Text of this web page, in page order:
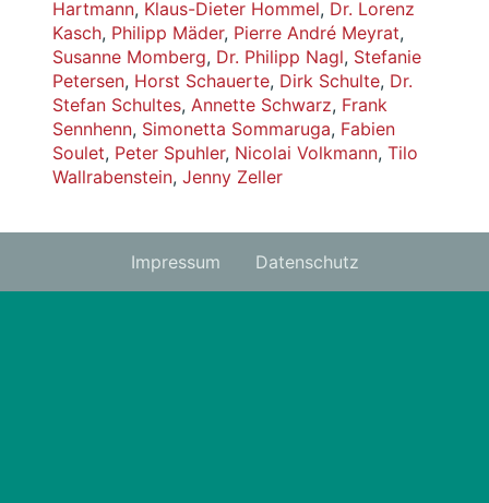
Hartmann, Klaus-Dieter Hommel, Dr. Lorenz
Kasch, Philipp Mäder, Pierre André Meyrat,
Susanne Momberg, Dr. Philipp Nagl, Stefanie
Petersen, Horst Schauerte, Dirk Schulte, Dr.
Stefan Schultes, Annette Schwarz, Frank
Sennhenn, Simonetta Sommaruga, Fabien
Soulet, Peter Spuhler, Nicolai Volkmann, Tilo
Wallrabenstein, Jenny Zeller
Impressum Datenschutz